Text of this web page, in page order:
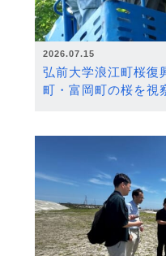
2026.07.15
弘前大学浪江町桜
町・富岡町の桜を視